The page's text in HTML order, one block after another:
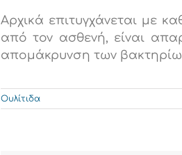
Αρχικά επιτυγχάνεται με
από τον ασθενή, είναι
απομάκρυνση των
Ουλίτιδα